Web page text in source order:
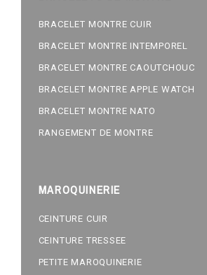
BRACELET MONTRE CUIR
BRACELET MONTRE INTEMPOREL
BRACELET MONTRE CAOUTCHOUC
BRACELET MONTRE APPLE WATCH
BRACELET MONTRE NATO
RANGEMENT DE MONTRE
MAROQUINERIE
CEINTURE CUIR
CEINTURE TRESSEE
PETITE MAROQUINERIE